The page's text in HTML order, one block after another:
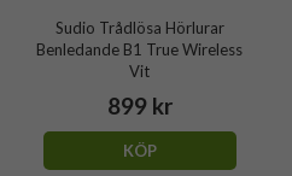
Sudio Trådlösa Hörlurar
Benledande B1 True Wireless
Vit
899 kr
KÖP